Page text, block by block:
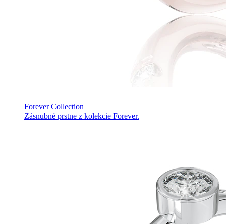
Forever Collection
Zásnubné prstne z kolekcie Forever.